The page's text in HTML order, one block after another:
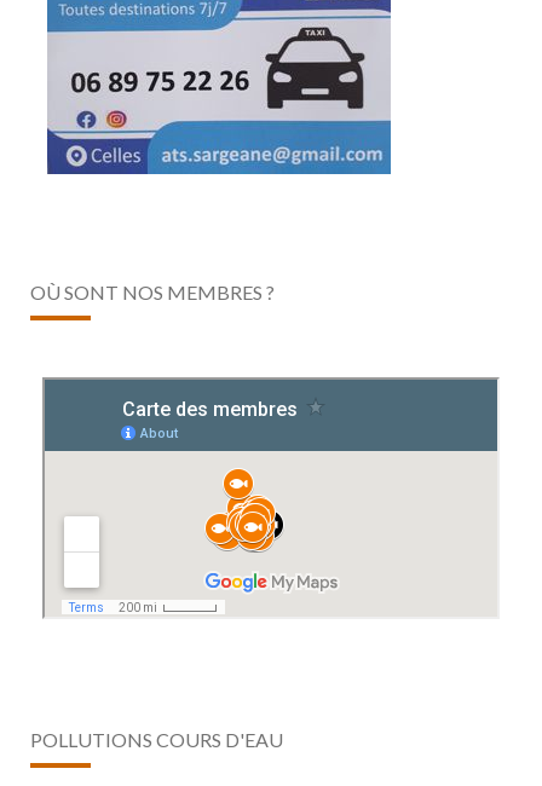
OÙ SONT NOS MEMBRES ?
POLLUTIONS COURS D'EAU